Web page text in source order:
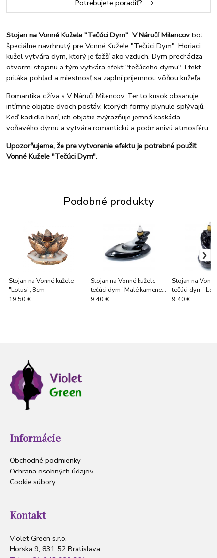
Potrebujete poradiť?
Stojan na Vonné Kužele "Tečúci Dym" V Náručí Milencov bol
špeciálne navrhnutý pre Vonné Kužele "Tečúci Dym". Horiaci
kužel vytvára dym, ktorý je ťažší ako vzduch. Dym prechádza
otvormi stojanu a tým vytvára efekt "tečúceho dymu". Efekt
priláka pohľad a miestnosť sa zaplní príjemnou vôňou kužeľa.
Romantika ožíva s V Náručí Milencov. Tento kúsok obsahuje
intímne objatie dvoch postáv, ktorých formy plynule splývajú.
Keď kadidlo horí, ich objatie zvýrazňuje jemná kaskáda
voňavého dymu a vytvára romantickú a podmanivú atmosféru.
Upozorňujeme, že pre vytvorenie efektu je potrebné použiť
Vonné Kužele "Tečúci Dym".
Podobné produkty
Stojan na Vonné kužele
"Lotus", 8cm
19.50 €
Stojan na Vonné kužele -
tečúci dym "Malé kamene",
11cm
9.40 €
Stojan na
tečúci dym
s rukou", 8cm
9.40 €
Informácie
Obchodné podmienky
Ochrana osobných údajov
Cookie súbory
Kontakt
Violet Green s.r.o.
Horská 9, 831 52 Bratislava